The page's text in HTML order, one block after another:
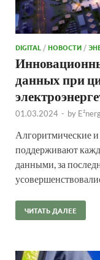
DIGITAL /НОВОСТИ /
данных при
01.03.2024 - by
Алгоритмические
поддерживают
данными, за
ЧИТАТЬ ДАЛЕЕ